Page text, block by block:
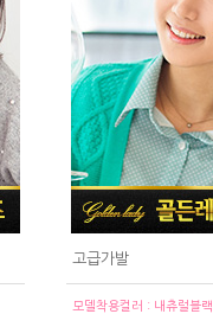
고급가발
모델착용컬러 : 내츄럴블랙